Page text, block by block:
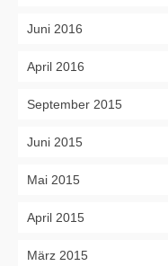
Juni 2016
April 2016
September 2015
Juni 2015
Mai 2015
April 2015
März 2015